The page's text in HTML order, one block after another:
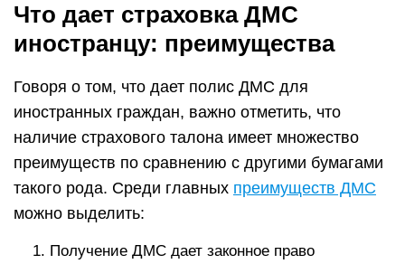
Что дает страховка ДМС
иностранцу: преимущества
Говоря о том, что дает полис ДМС для
иностранных граждан, важно отметить, что
наличие страхового талона имеет множество
преимуществ по сравнению с другими бумагами
такого рода. Среди главных преимуществ ДМС
можно выделить:
Получение ДМС дает законное право